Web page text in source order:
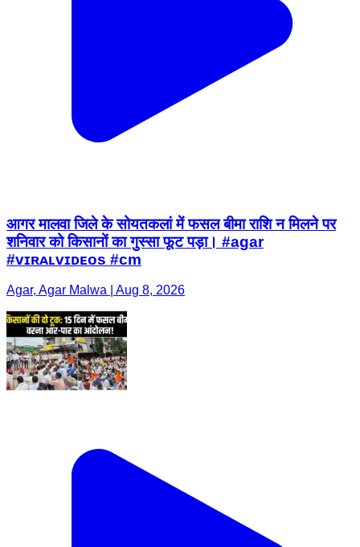
आगर मालवा जिले के सोयतकलां में फसल बीमा राशि न मिलने पर
शनिवार को किसानों का गुस्सा फूट पड़ा। #agar
#ᴠɪʀᴀʟᴠɪᴅᴇᴏs #cm
Agar, Agar Malwa | Aug 8, 2026